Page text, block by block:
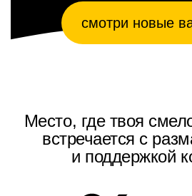
смотри новые
Место, где твоя
встречается с
и поддержкой